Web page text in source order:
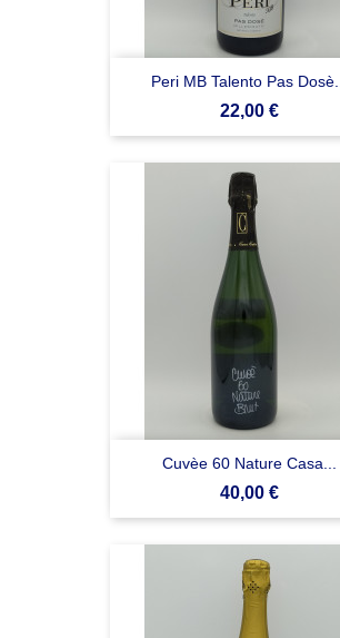
Peri MB Talento Pas Dosè...
Prezzo
22,00 €
Cuvèe 60 Nature Casa...
Prezzo
40,00 €